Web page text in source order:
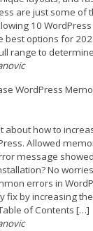
are just some of
10
best options for
range to
WordPress
about how to
Allowed
message
No
errors in
fix by increasing
of Contents […]